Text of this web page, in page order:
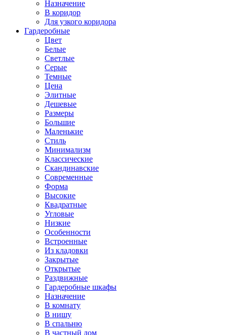
Назначение
В коридор
Для узкого коридора
Гардеробные
Цвет
Белые
Светлые
Серые
Темные
Цена
Элитные
Дешевые
Размеры
Большие
Маленькие
Стиль
Минимализм
Классические
Скандинавские
Современные
Форма
Высокие
Квадратные
Угловые
Низкие
Особенности
Встроенные
Из кладовки
Закрытые
Открытые
Раздвижные
Гардеробные шкафы
Назначение
В комнату
В нишу
В спальню
В частный дом